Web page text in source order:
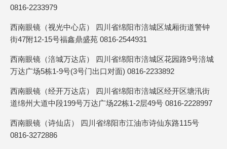
0816-2233979
西南眼镜（视光中心店） 四川省绵阳市涪城区城厢街道警钟
街47附12-15号福鑫鼎盛苑 0816-2544931
西南眼镜（涪城万达店） 四川省绵阳市涪城区花园路9号涪城
万达广场5栋1-9号(3号门出口对面) 0816-2233892
西南眼镜（经开万达店） 四川省绵阳市涪城区经开区塘汛街
道绵州大道中段199号万达广场22栋1-2层49号 0816-2228997
西南眼镜（诗仙店） 四川省绵阳市江油市诗仙东路115号
0816-3272886